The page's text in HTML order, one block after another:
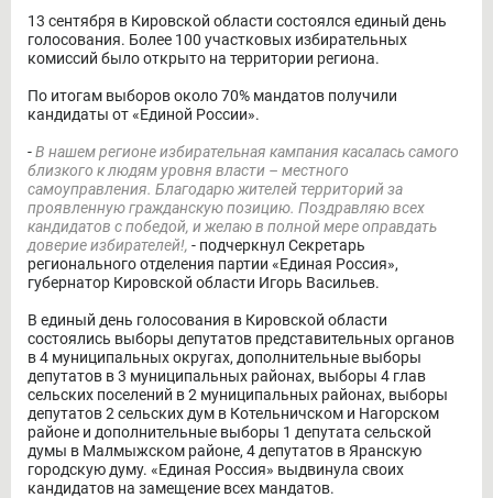
13 сентября в Кировской области состоялся единый день
голосования. Более 100 участковых избирательных
комиссий было открыто на территории региона.
По итогам выборов около 70% мандатов получили
кандидаты от «Единой России».
-В нашем регионе избирательная кампания касалась самого
близкого к людям уровня власти – местного
самоуправления. Благодарю жителей территорий за
проявленную гражданскую позицию. Поздравляю всех
кандидатов с победой, и желаю в полной мере оправдать
доверие избирателей!, - подчеркнул Секретарь
регионального отделения партии «Единая Россия»,
губернатор Кировской области Игорь Васильев.
В единый день голосования в Кировской области
состоялись выборы депутатов представительных органов
в 4 муниципальных округах, дополнительные выборы
депутатов в 3 муниципальных районах, выборы 4 глав
сельских поселений в 2 муниципальных районах, выборы
депутатов 2 сельских дум в Котельничском и Нагорском
районе и дополнительные выборы 1 депутата сельской
думы в Малмыжском районе, 4 депутатов в Яранскую
городскую думу. «Единая Россия» выдвинула своих
кандидатов на замещение всех мандатов.